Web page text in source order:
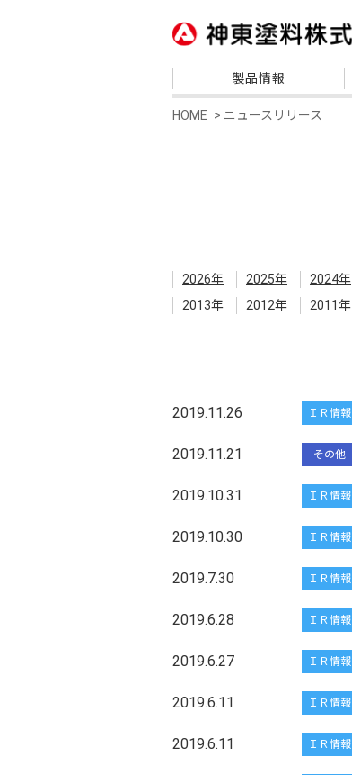
製品情報
HOME ニュースリリース
2026年 2025年 2024年
2013年
2012年 2011年
2019.11.26 ＩＲ情報
2019.11.21 その他
2019.10.31 ＩＲ情報
2019.10.30 ＩＲ情報
2019.7.30 ＩＲ情報
2019.6.28 ＩＲ情報
2019.6.27 ＩＲ情報
2019.6.11 ＩＲ情報
2019.6.11 ＩＲ情報